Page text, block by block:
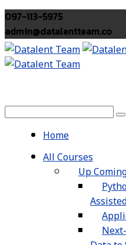
097-113-5975
admin@datalentteam.co
Home
All Courses
Up